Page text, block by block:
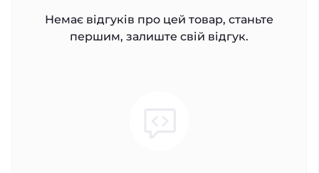
Немає відгуків про цей товар, станьте
першим, залиште свій відгук.